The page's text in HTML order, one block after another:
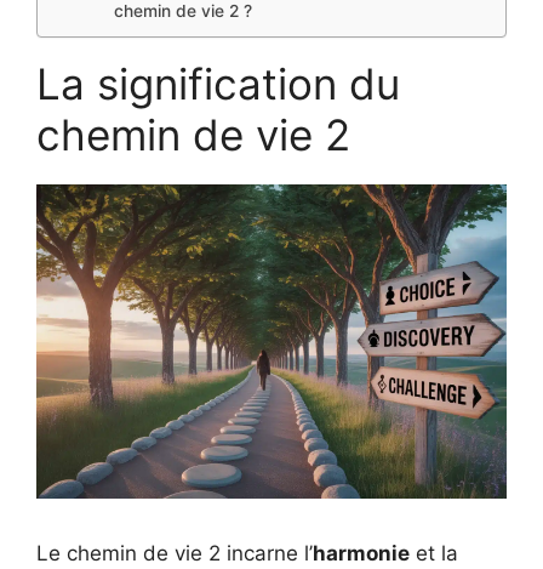
chemin de vie 2 ?
La signification du
chemin de vie 2
Le chemin de vie 2 incarne l’harmonie et la